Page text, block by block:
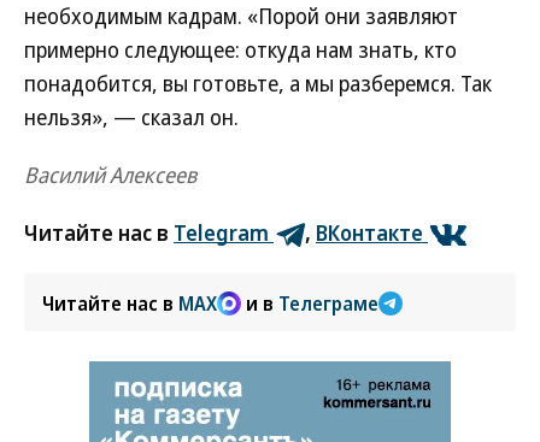
необходимым кадрам. «Порой они заявляют
примерно следующее: откуда нам знать, кто
понадобится, вы готовьте, а мы разберемся. Так
нельзя», — сказал он.
Василий Алексеев
Читайте нас в Telegram , ВКонтакте
Читайте нас в MAX и в Телеграме